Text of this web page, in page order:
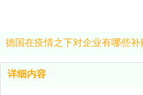
德国在疫情之下对企业有哪些补
详细内容